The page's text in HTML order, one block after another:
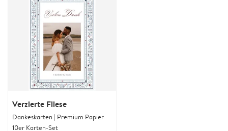
Verzierte Fliese
Dankeskarten | Premium Papier
10er Karten-Set